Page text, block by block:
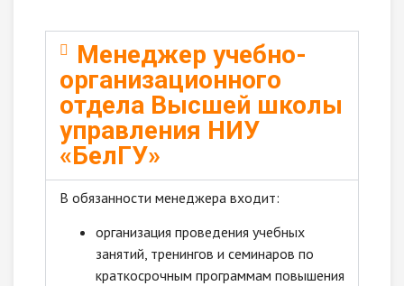
Менеджер учебно-
организационного
отдела Высшей школы
управления НИУ
«БелГУ»
В обязанности менеджера входит:
организация проведения учебных
занятий, тренингов и семинаров по
краткосрочным программам повышения